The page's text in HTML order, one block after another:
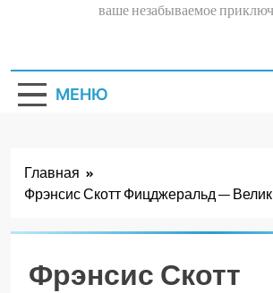
ваше незабываемое
МЕНЮ
Главная
Фрэнсис Скотт Фицджеральд —
Фрэнсис Скотт